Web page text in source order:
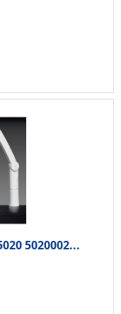
5020002...